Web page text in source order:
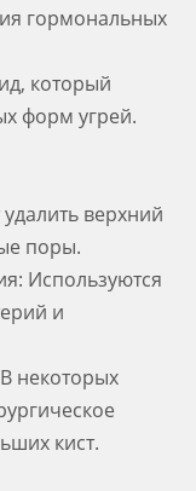
гормональных
который
форм угрей.
верхний
поры.
Используются
и
некоторых
кист.